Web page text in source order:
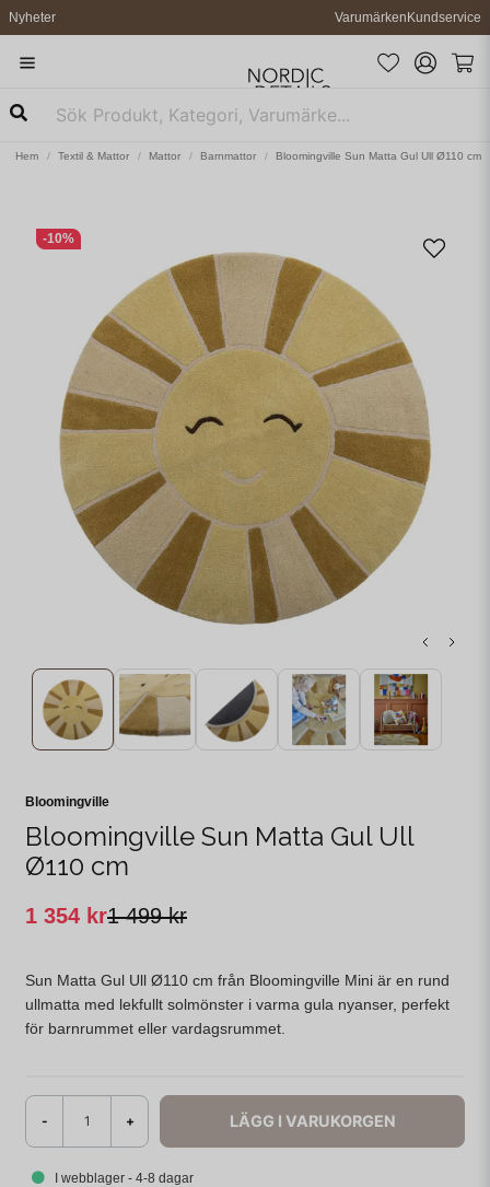
Nyheter VarumärkenKundservice
Hem Textil & Mattor Mattor Barnmattor Bloomingville Sun Matta Gul Ull Ø110 cm
-10%
Bloomingville
Bloomingville Sun Matta Gul Ull
Ø110 cm
1 499 kr
1 354 kr
Sun Matta Gul Ull Ø110 cm från Bloomingville Mini är en rund
ullmatta med lekfullt solmönster i varma gula nyanser, perfekt
för barnrummet eller vardagsrummet.
- + LÄGG I VARUKORGEN
I webblager - 4-8 dagar